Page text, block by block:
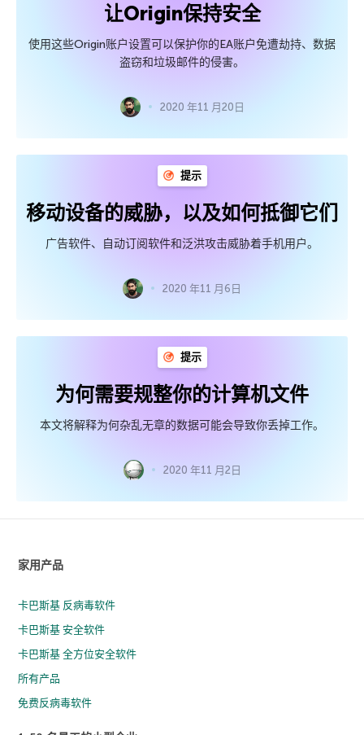
让Origin保持安全
使用这些Origin账户设置可以保护你的EA账户免遭劫持、数据
盗窃和垃圾邮件的侵害。
2020 年11 月20日
提示
移动设备的威胁，以及如何抵御它们
广告软件、自动订阅软件和泛洪攻击威胁着手机用户。
2020 年11 月6日
提示
为何需要规整你的计算机文件
本文将解释为何杂乱无章的数据可能会导致你丢掉工作。
2020 年11 月2日
家用产品
卡巴斯基 反病毒软件
卡巴斯基 安全软件
卡巴斯基 全方位安全软件
所有产品
免费反病毒软件